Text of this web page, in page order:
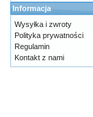
Informacja
Wysyłka i zwroty
Polityka prywatności
Regulamin
Kontakt z nami